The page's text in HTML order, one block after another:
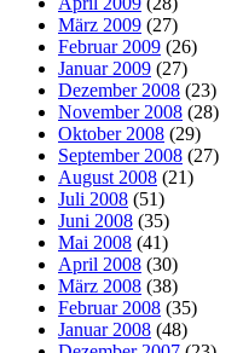
März 2009 (27)
Februar 2009 (26)
Januar 2009 (27)
Dezember 2008 (23)
November 2008 (28)
Oktober 2008 (29)
September 2008 (27)
August 2008 (21)
Juli 2008 (51)
Juni 2008 (35)
Mai 2008 (41)
April 2008 (30)
März 2008 (38)
Februar 2008 (35)
Januar 2008 (48)